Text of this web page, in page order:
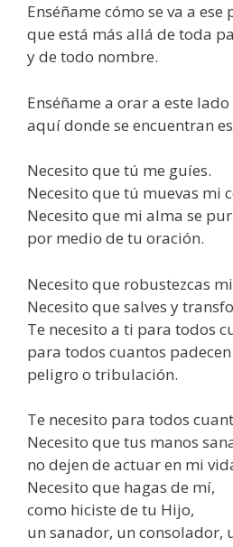
Enséñame cómo se va a ese
que está más allá de toda
y de todo nombre.
Enséñame a orar a este
aquí donde se encuentran
Necesito que tú me guíes.
Necesito que tú muevas mi
Necesito que mi alma se
por medio de tu oración.
Necesito que robustezcas
Necesito que salves y
Te necesito a ti para todos
para todos cuantos
peligro o tribulación.
Te necesito para todos
Necesito que tus manos
no dejen de actuar en mi
Necesito que hagas de mí,
como hiciste de tu Hijo,
un sanador, un consolador,